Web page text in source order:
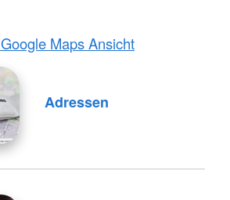
Maps Ansicht
Adressen